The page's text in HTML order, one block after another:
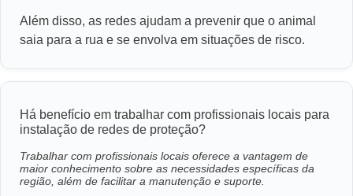
Além disso, as redes ajudam a prevenir que o animal
saia para a rua e se envolva em situações de risco.
Há benefício em trabalhar com profissionais locais para
instalação de redes de proteção?
Trabalhar com profissionais locais oferece a vantagem de
maior conhecimento sobre as necessidades específicas da
região, além de facilitar a manutenção e suporte.